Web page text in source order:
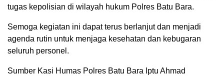
tugas kepolisian di wilayah hukum Polres Batu Bara.
Semoga kegiatan ini dapat terus berlanjut dan menjadi
agenda rutin untuk menjaga kesehatan dan kebugaran
seluruh personel.
Sumber Kasi Humas Polres Batu Bara Iptu Ahmad